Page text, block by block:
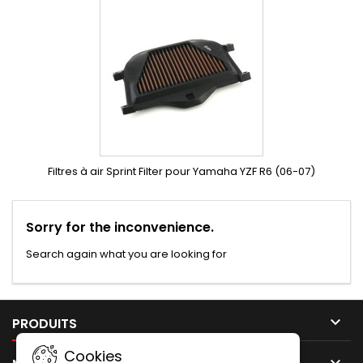
Filtres à air Sprint Filter pour Yamaha YZF R6 (06-07)
Sorry for the inconvenience.
Search again what you are looking for
PRODUITS 
Cookies